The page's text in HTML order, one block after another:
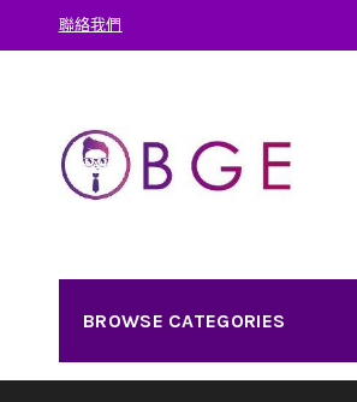
聯絡我們
BROWSE CATEGORIES